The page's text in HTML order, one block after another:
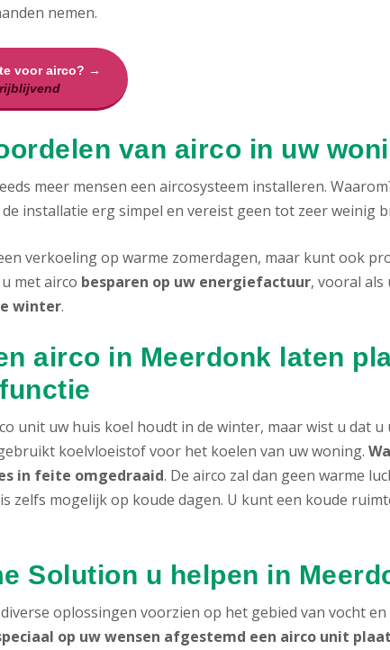
nemen.
voor airco? →
van airco in uw
meer mensen een aircosysteem installeren.
installatie erg simpel en vereist geen tot zeer weinig
verkoeling op warme zomerdagen, maar kunt ook
met airco besparen op uw energiefactuur, vooral als
winter.
airco in Meerdonk laten
unit uw huis koel houdt in de winter, maar wist u dat u
koelvloeistof voor het koelen van uw woning.
in feite omgedraaid. De airco zal dan geen warme
zelfs mogelijk op koude dagen. U kunt een koude
Solution u helpen in
oplossingen voorzien op het gebied van vocht
op uw wensen afgestemd een airco unit